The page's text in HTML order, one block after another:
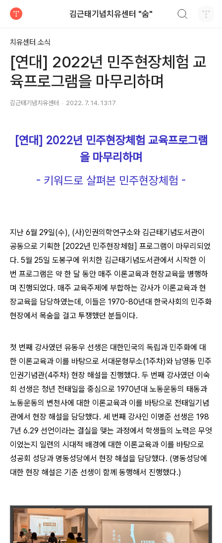
김근태기념치유센터 "숨"
치유센터 소식
[연대] 2022년 민주현장체험 교
육프로그램을 마무리하며
김근태기념치유센터 2022. 7. 14. 13:17
[연대] 2022년 민주현장체험 교육프로그램
을 마무리하며
- 키워드로 살펴본 민주현장체험 -
지난 6월 29일(수), (사)인권의학연구소와 김근태기념도서관이
공동으로 기획한 [2022년 민주현장체험] 프로그램이 마무리되었
다. 5월 25일 도봉구에 위치한 김근태기념도서관에서 시작한 이
번 프로그램은 약 한 달 동안 매주 이론교육과 현장교육을 병행하
며 진행되었다. 매주 교육주제에 부합하는 강사가 이론교육과 현
장교육을 담당하였는데, 이들은 1970-80년대 한국사회의 민주화
현장에서 목숨을 걸고 투쟁했던 분들이다.
첫 번째 강사였던 유동우 선생은 대한민국의 독립과 민주화에 대
한 이론교육과 이를 바탕으로 서대문형무소(1주차)와 남영동 민주
인권기념관(4주차) 현장 해설을 진행했다. 두 번째 강사였던 이숙
희 선생은 청년 전태일을 중심으로 1970년대 노동운동의 태동과
노동운동의 변천사에 대한 이론교육과 이를 바탕으로 전태일기념
관에서 현장 해설을 담당했다. 세 번째 강사인 이명준 선생은 198
7년 6.29 선언이라는 결실을 맺는 과정에서 학생들의 노력은 무엇
이었는지 일련의 시대적 배경에 대한 이론교육과 이를 바탕으로
성공회 성당과 명동성당에서 현장 해설을 담당했다. (명동성당에
대한 현장 해설은 기춘 선생이 함께 동행해서 진행했다.)